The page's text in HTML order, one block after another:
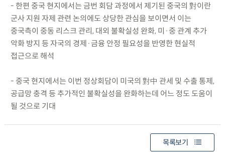
- 한편 중국 현지에서는 금번 회담 과정에서 제기된 중국의 對이란
군사 지원 자제 관련 논의에도 상당한 관심을 보이면서 이는
중국측이 중동 리스크 관리, 대외 불확실성 완화, 미·중 관계 추가
악화 방지 등 자국의 경제·금융 안정 필요성을 반영한 현실적
접근으로 해석
- 중국 현지에서는 이번 정상회담이 미국의 對中 관세 및 수출 통제,
공급망 충격 등 추가적인 불확실성을 완화하는데 어느 정도 도움이
될 것으로 기대
목록보기